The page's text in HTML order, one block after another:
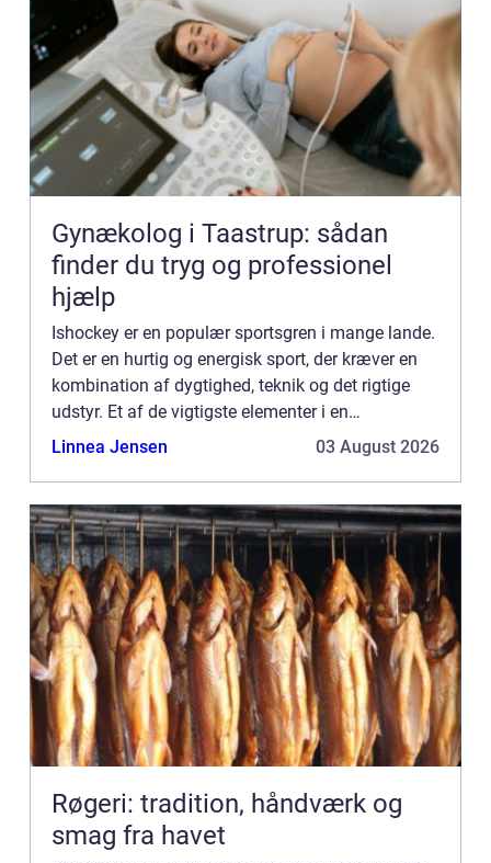
Gynækolog i Taastrup: sådan
finder du tryg og professionel
hjælp
Ishockey er en populær sportsgren i mange lande.
Det er en hurtig og energisk sport, der kræver en
kombination af dygtighed, teknik og det rigtige
udstyr. Et af de vigtigste elementer i en
ishockeyspillers udstyr er ishockeyskøjter...
Linnea Jensen 03 August 2026
Røgeri: tradition, håndværk og
smag fra havet